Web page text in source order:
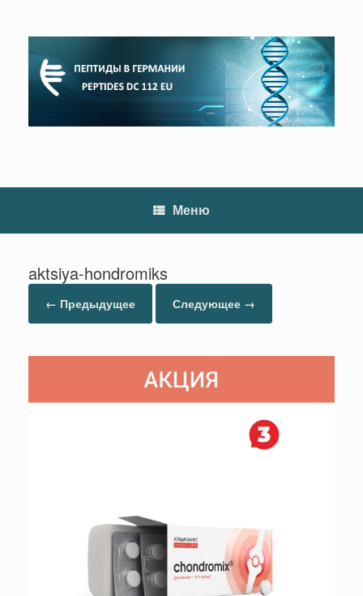
содержанию
Меню
aktsiya-hondromiks
← Предыдущее Следующее →